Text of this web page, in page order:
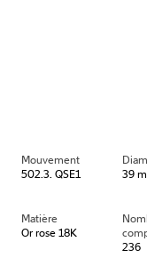
Mouvement
502.3. QSE1
39
Matière
Or rose 18K
236